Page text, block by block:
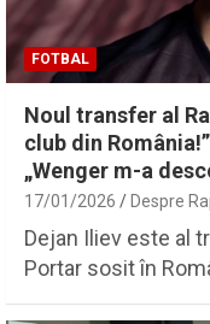
FOTBAL
Noul transfer al
club din
„Wenger m-a
17/01/2026 Despre
Dejan Iliev este al
Portar sosit în